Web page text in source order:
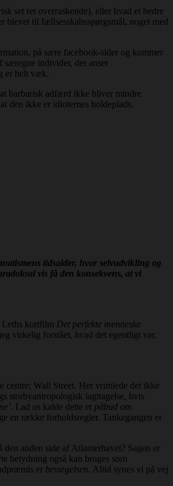
set ret overraskende), eller hvad et bedre
til fællsesskabsspørgsmål, noget med
på sære facebook-sider og kommer
særegne individer, der anser
er helt væk.
barbarisk adfærd ikke bliver mindre
den ikke er idioternes holdeplads.
tidsalder, hvor selvudvikling og
vis få den konsekvens, at vi
Leths kortfilm Det perfekte menneske
virkelig forstået, hvad det egentligt var,
centre; Wall Street. Her vrimlede det ikke
storbyantropologisk iagttagelse, hvis
. Lad os kalde dette et påbud om
en række forholdsregler. Tankegangen er
anden side af Atlanterhavet? Sagen er
betydning også kan bruges som
er bevægelsen. Altid synes vi på vej